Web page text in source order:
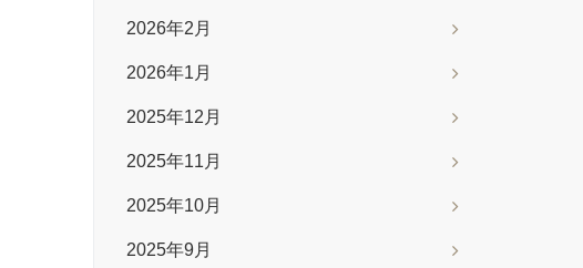
2026年2月
2026年1月
2025年12月
2025年11月
2025年10月
2025年9月